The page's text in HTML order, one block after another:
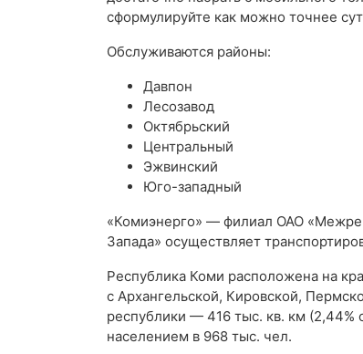
сформулируйте как можно точнее
Обслуживаются районы:
Давпон
Лесозавод
Октябрьский
Центральный
Эжвинский
Юго-западный
«Комиэнерго» — филиал ОАО
Запада» осуществляет
Республика Коми расположена на
с Архангельской, Кировской,
республики — 416 тыс. кв. км (2,44%
населением в 968 тыс. чел.